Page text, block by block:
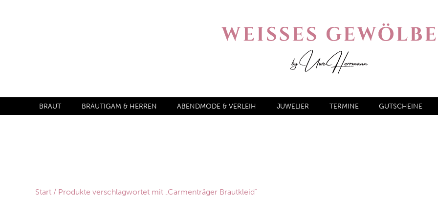
BRAUT BRÄUTIGAM & HERREN ABENDMODE & VERLEIH JUWELIER TERMINE GUTSCHEINE
Start / Produkte verschlagwortet mit „Carmenträger Brautkleid“